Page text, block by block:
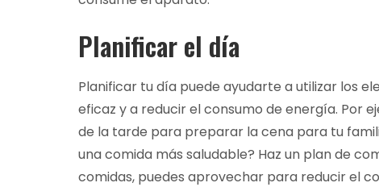
Planificar el día
Planificar tu día puede ayudarte a utilizar los
eficaz y a reducir el consumo de energía. Por
de la tarde para preparar la cena para tu
una comida más saludable? Haz un plan de
comidas, puedes aprovechar para reducir el